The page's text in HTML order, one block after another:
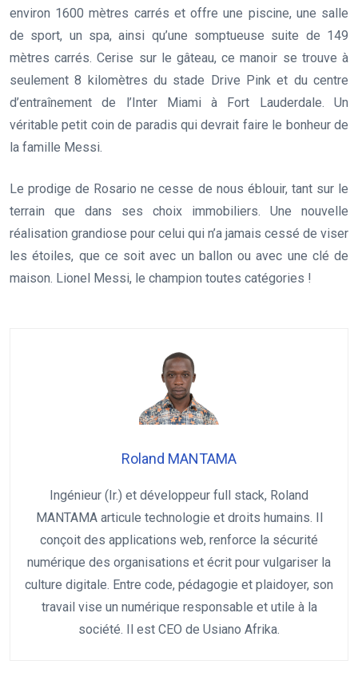
environ 1600 mètres carrés et offre une piscine, une salle
de sport, un spa, ainsi qu’une somptueuse suite de 149
mètres carrés. Cerise sur le gâteau, ce manoir se trouve à
seulement 8 kilomètres du stade Drive Pink et du centre
d’entraînement de l’Inter Miami à Fort Lauderdale. Un
véritable petit coin de paradis qui devrait faire le bonheur de
la famille Messi.
Le prodige de Rosario ne cesse de nous éblouir, tant sur le
terrain que dans ses choix immobiliers. Une nouvelle
réalisation grandiose pour celui qui n’a jamais cessé de viser
les étoiles, que ce soit avec un ballon ou avec une clé de
maison. Lionel Messi, le champion toutes catégories !
Roland MANTAMA
Ingénieur (Ir.) et développeur full stack, Roland
MANTAMA articule technologie et droits humains. Il
conçoit des applications web, renforce la sécurité
numérique des organisations et écrit pour vulgariser la
culture digitale. Entre code, pédagogie et plaidoyer, son
travail vise un numérique responsable et utile à la
société. Il est CEO de Usiano Afrika.